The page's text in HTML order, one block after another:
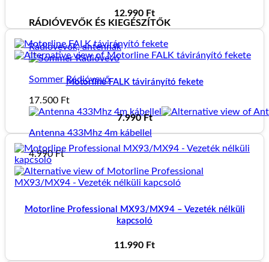
RÁDIÓVEVŐK ÉS KIEGÉSZÍTŐK
Rádióvevők, antennák
Sommer Rádióvevő
17.500 Ft
Antenna 433Mhz 4m kábellel
4.990Ft
12.990 Ft
Motorline FALK távirányító fekete
7.990Ft
Motorline Professional MX93/MX94 – Vezeték nélküli
kapcsoló
11.990 Ft